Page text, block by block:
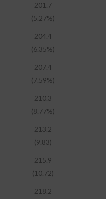
201.7
(5.27%)
204.4
(6.35%)
207.4
(7.59%)
210.3
(8.77%)
213.2
(9.83)
215.9
(10.72)
218.2